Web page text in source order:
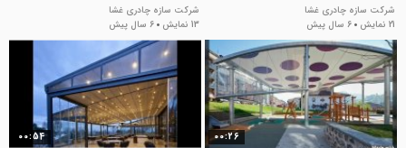
سقف برقی کافه رستوران
شرکت سازه چادری غشا
21 نمایش
6 سال پیش
شرکت سازه چادری غشا
13 نمایش
6 سال پیش
00:26
00:54